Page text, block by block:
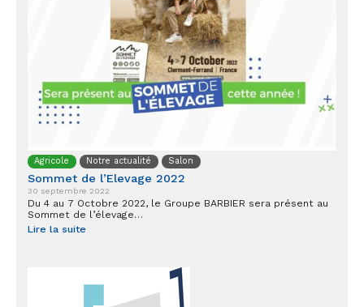
Agricole Notre actualité Salon
Sommet de l’Elevage 2022
30 septembre 2022
Du 4 au 7 Octobre 2022, le Groupe BARBIER sera présent au
Sommet de l’élevage…
Lire la suite